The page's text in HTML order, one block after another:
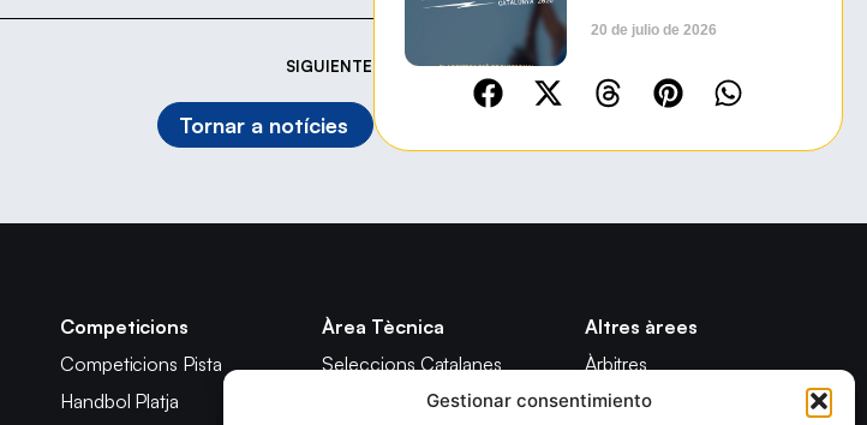
Gestionar consentimiento
SIGUIENTE
Tornar a notícies
20 de julio de 2026
Competicions
Competicions Pista
Handbol Platja
Àrea Tècnica
Seleccions Catalanes
Seleccions Handbol Platja
Altres àrees
Àrbitres
Formació